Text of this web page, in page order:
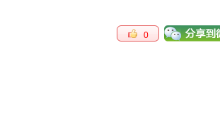
0